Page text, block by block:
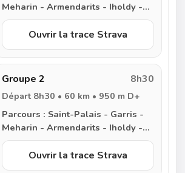
Meharin - Armendarits - Iholdy -
Irissarry - Iholdy - Lantabat -
Beyrie - Saint-Palais
Ouvrir la trace Strava
Groupe 2 8h30
Départ 8h30 • 60 km • 950 m D+
Parcours :
Meharin - Armendarits - Iholdy -
Irissarry - Iholdy - Lantabat -
Beyrie - Saint-Palais
Ouvrir la trace Strava